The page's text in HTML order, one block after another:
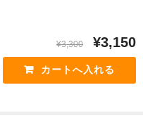
¥3,300 ¥3,150